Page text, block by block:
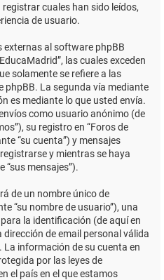
cuales han sido leídos,
de usuario.
externas al software phpBB
las cuales exceden
solamente se refiere a las
phpBB. La segunda vía mediante
es mediante lo que usted envía.
como usuario anónimo (de
su registro en “Foros de
“su cuenta”) y mensajes
y mientras se haya
“sus mensajes”).
de un nombre único de
“su nombre de usuario”), una
la identificación (de aquí en
dirección de email personal válida
La información de su cuenta en
por las leyes de
el país en el que estamos